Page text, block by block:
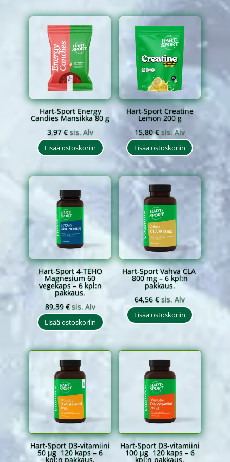
Hart-Sport Energy
Candies Mansikka 80 g
3,97 € sis. Alv
Lisää ostoskoriin
Hart-Sport Creatine
Lemon 200 g
15,80€ sis. Alv
Lisää ostoskoriin
Hart-Sport 4-TEHO
Magnesium 60
vegekaps – 6 kpl:n
pakkaus.
89,39 € sis. Alv
Lisää ostoskoriin
Hart-Sport Vahva CLA
800 mg – 6 kpl:n
pakkaus.
64,56€ sis. Alv
Lisää ostoskoriin
Hart-Sport D3-vitamiini
50 µg 120 kaps – 6
kpl:n pakkaus.
Hart-Sport D3-vitamiini
100 µg 120 kaps – 6
kpl:n pakkaus.